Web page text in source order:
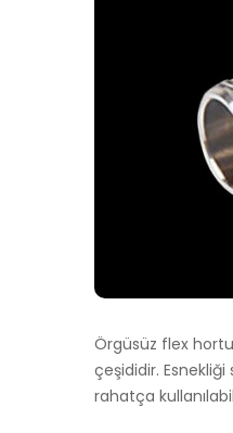
Örgüsüz flex
çeşididir.
rahatça